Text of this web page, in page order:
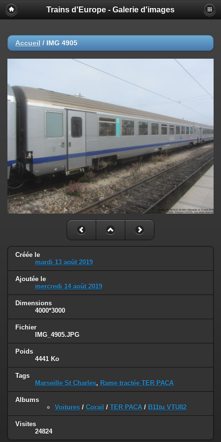
Trains d'Europe - Galerie d'images
Accueil / IMG 4905
Créée le
mardi 13 août 2019
Ajoutée le
mercredi 14 août 2019
Dimensions
4000*3000
Fichier
IMG_4905.JPG
Poids
4441 Ko
Tags
Marseille St Charles, Rame tractée TER PACA
Albums
Voitures / Corail / TER PACA / B11tu VTU82
Visites
24824